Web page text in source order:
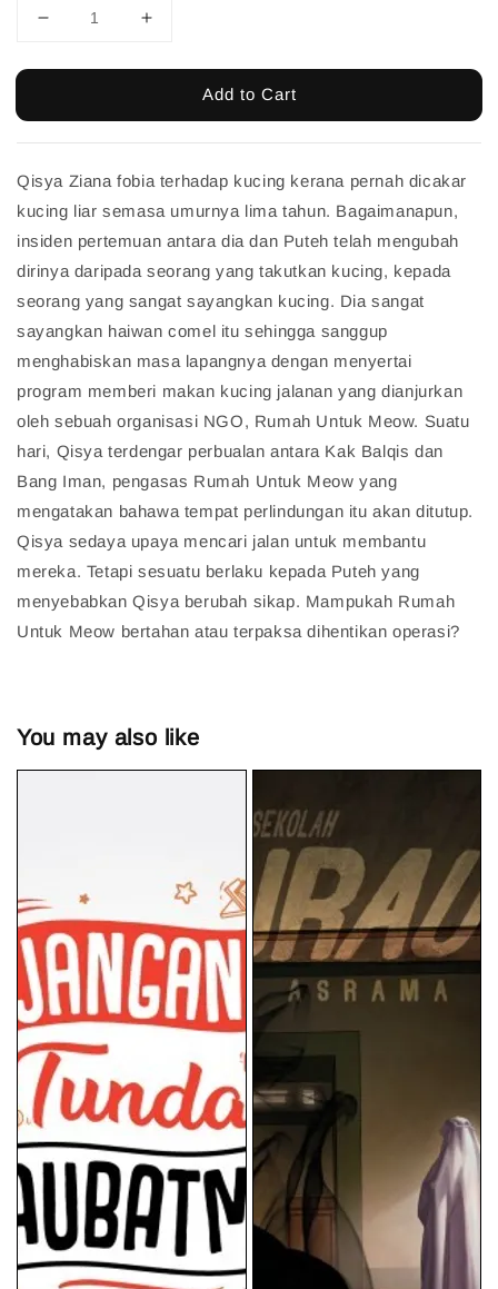
Add to Cart
Qisya Ziana fobia terhadap kucing kerana pernah dicakar
kucing liar semasa umurnya lima tahun. Bagaimanapun,
insiden pertemuan antara dia dan Puteh telah mengubah
dirinya daripada seorang yang takutkan kucing, kepada
seorang yang sangat sayangkan kucing. Dia sangat
sayangkan haiwan comel itu sehingga sanggup
menghabiskan masa lapangnya dengan menyertai
program memberi makan kucing jalanan yang dianjurkan
oleh sebuah organisasi NGO, Rumah Untuk Meow. Suatu
hari, Qisya terdengar perbualan antara Kak Balqis dan
Bang Iman, pengasas Rumah Untuk Meow yang
mengatakan bahawa tempat perlindungan itu akan ditutup.
Qisya sedaya upaya mencari jalan untuk membantu
mereka. Tetapi sesuatu berlaku kepada Puteh yang
menyebabkan Qisya berubah sikap. Mampukah Rumah
Untuk Meow bertahan atau terpaksa dihentikan operasi?
You may also like